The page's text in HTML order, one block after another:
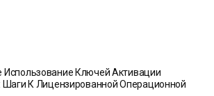
Использование Ключей Активации
Шаги К Лицензированной Операционной